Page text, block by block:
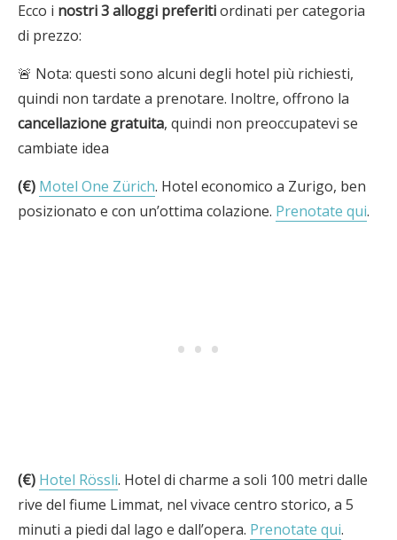
Ecco i nostri 3 alloggi preferitiordinati per categoria
di prezzo:
🚨 Nota: questi sono alcuni degli hotel più richiesti,
quindi non tardate a prenotare. Inoltre, offrono la
cancellazione gratuita, quindi non preoccupatevi se
cambiate idea
(€) Motel One Zürich. Hotel economico a Zurigo, ben
posizionato e con un’ottima colazione. Prenotate qui.
(€) Hotel Rössli. Hotel di charme a soli 100 metri dalle
rive del fiume Limmat, nel vivace centro storico, a 5
minuti a piedi dal lago e dall’opera. Prenotate qui.